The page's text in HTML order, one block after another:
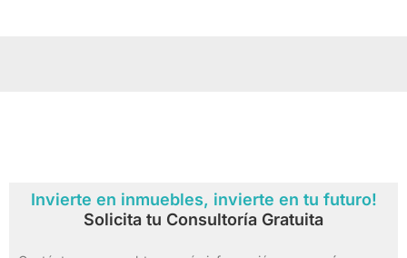
Invierte en inmuebles, invierte en tu futuro!
Solicita tu Consultoría Gratuita